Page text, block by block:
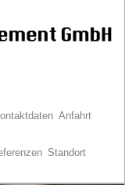
Anfahrt
Standort